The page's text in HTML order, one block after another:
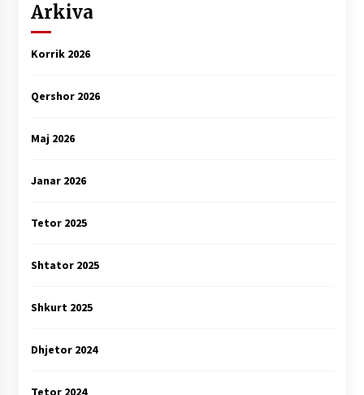
Arkiva
Korrik 2026
Qershor 2026
Maj 2026
Janar 2026
Tetor 2025
Shtator 2025
Shkurt 2025
Dhjetor 2024
Tetor 2024